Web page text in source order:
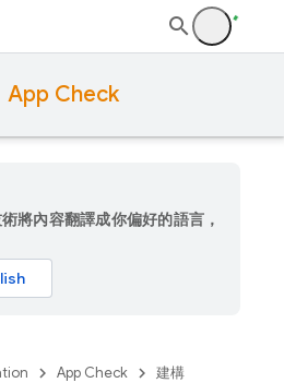
App Check
將內容翻譯成你偏好的語言，
App Check 建構